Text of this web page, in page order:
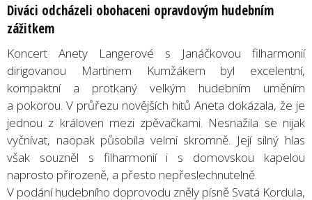
Diváci odcházeli obohaceni opravdovým hudebním
zážitkem
Koncert Anety Langerové s Janáčkovou filharmonií
dirigovanou Martinem Kumžákem byl excelentní,
kompaktní a protkaný velkým hudebním uměním
a pokorou. V průřezu novějších hitů Aneta dokázala, že je
jednou z královen mezi zpěvačkami. Nesnažila se nijak
vyčnívat, naopak působila velmi skromně. Její silný hlas
však souzněl s filharmonií i s domovskou kapelou
naprosto přirozeně, a přesto nepřeslechnutelně.
V podání hudebního doprovodu zněly písně Svatá Kordula,